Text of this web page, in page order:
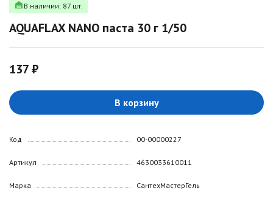
В наличии: 87 шт.
AQUAFLAX NANO паста 30 г 1/50
137 ₽
В корзину
Код
Артикул
Марка
00-00000227
4630033610011
СантехМастерГель